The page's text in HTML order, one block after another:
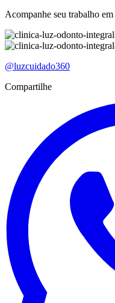
Acompanhe seu trabalho em
@luzcuidado360
Compartilhe